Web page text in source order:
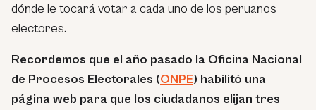
dónde le tocará votar a cada uno de los peruanos
electores.
Recordemos que el año pasado la Oficina Nacional
de Procesos Electorales (ONPE) habilitó una
página web para que los ciudadanos elijan tres